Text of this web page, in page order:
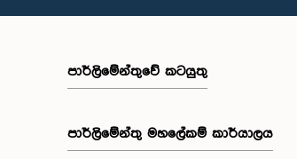
පාර්ලිමේන්තුවේ කටයුතු
පාර්ලිමේන්තු මහලේකම් කාර්යාලය